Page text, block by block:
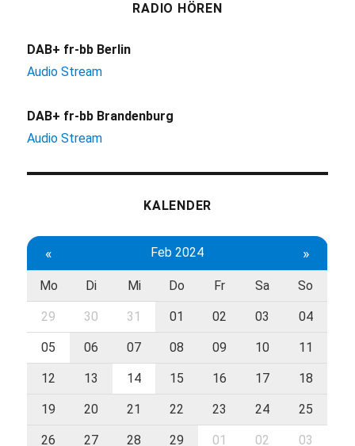
RADIO HÖREN
DAB+ fr-bb Berlin
Audio Stream
DAB+ fr-bb Brandenburg
Audio Stream
KALENDER
« Feb 2024 »
Mo Di Mi Do Fr Sa So
29 30 31 01 02 03 04
05 06 07 08 09 10 11
12 13 14 15 16 17 18
19 20 21 22 23 24 25
26 27 28 29 01 02 03